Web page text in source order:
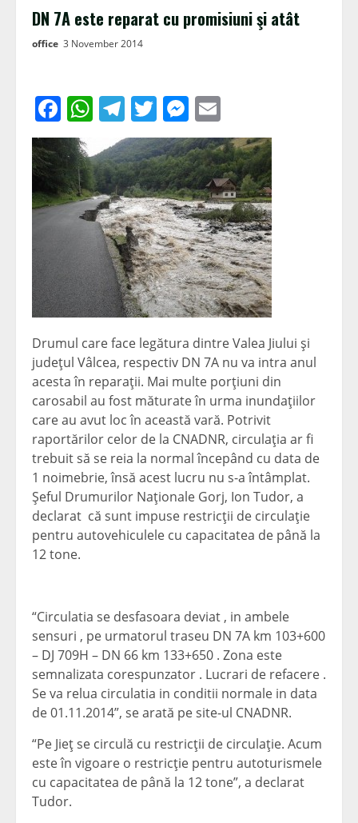
DN 7A este reparat cu promisiuni şi atât
office 3 November 2014
Facebook
WhatsApp
Telegram
TwitterMessenger
Drumul care face legătura dintre Valea Jiului şi
judeţul Vâlcea, respectiv DN 7A nu va intra anul
acesta în reparaţii. Mai multe porţiuni din
carosabil au fost măturate în urma inundaţiilor
care au avut loc în această vară. Potrivit
raportărilor celor de la CNADNR, circulaţia ar fi
trebuit să se reia la normal începând cu data de
1 noimebrie, însă acest lucru nu s-a întâmplat.
Şeful Drumurilor Naţionale Gorj, Ion Tudor, a
declarat că sunt impuse restricţii de circulaţie
pentru autovehiculele cu capacitatea de până la
12 tone.
“Circulatia se desfasoara deviat , in ambele
sensuri , pe urmatorul traseu DN 7A km 103+600
– DJ 709H – DN 66 km 133+650 . Zona este
semnalizata corespunzator . Lucrari de refacere .
Se va relua circulatia in conditii normale in data
de 01.11.2014”, se arată pe site-ul CNADNR.
“Pe Jieţ se circulă cu restricţii de circulaţie. Acum
este în vigoare o restricţie pentru autoturismele
cu capacitatea de până la 12 tone”, a declarat
Tudor.